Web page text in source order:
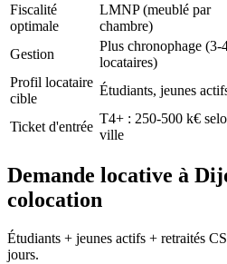
Fiscalité
optimale
LMNP (meublé par
chambre)
Gestion
Plus chronophage (3-
locataires)
Profil locataire
cible
Étudiants, jeunes
Ticket d'entrée
T4+ : 250-500 k€
ville
Demande locative à
colocation
Étudiants + jeunes actifs + retraités
jours.